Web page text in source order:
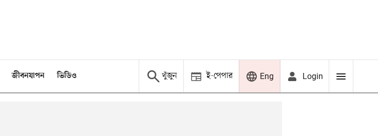
জীবনযাপন ভিডিও খুঁজুন ই-পেপার Eng Login